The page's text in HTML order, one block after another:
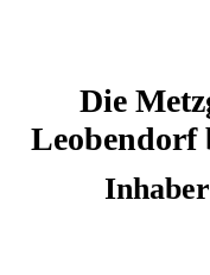
Die
Leobendorf